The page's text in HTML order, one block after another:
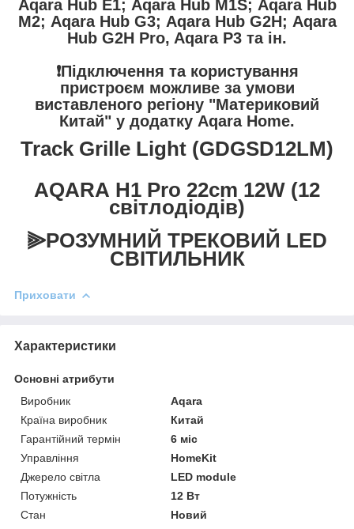
⫸РОЗУМНИЙ ТРЕКОВИЙ LED
СВІТИЛЬНИК
AQARA H1 Pro 22cm 12W (12
світлодіодів)
Track Grille Light (GDGSD12LM)
Aqara Hub E1; Aqara Hub M1S; Aqara Hub
M2; Aqara Hub G3; Aqara Hub G2H; Aqara
Hub G2H Pro, Aqara P3 та ін.
❗️Підключення та користування
пристроєм можливе за умови
виставленого регіону "Материковий
Китай" у додатку Aqara Home.
Приховати
Характеристики
Основні атрибути
Виробник
Aqara
Країна виробник
Китай
Гарантійний термін
6 міс
Управління
HomeKit
Джерело світла
LED module
Потужність
12 Вт
Стан
Новий